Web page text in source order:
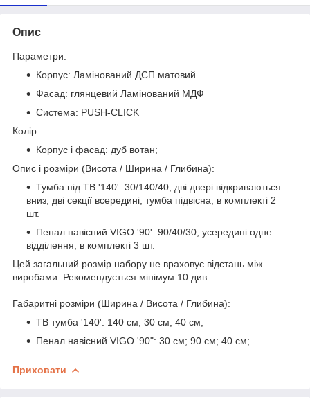
Опис
Параметри:
Корпус: Ламінований ДСП матовий
Фасад: глянцевий Ламінований МДФ
Система: PUSH-CLICK
Колір:
Корпус і фасад: дуб вотан;
Опис і розміри (Висота / Ширина / Глибина):
Тумба під ТВ '140': 30/140/40, дві двері відкриваються
вниз, дві секції всередині, тумба підвісна, в комплекті 2
шт.
Пенал навісний VIGO '90': 90/40/30, усередині одне
відділення, в комплекті 3 шт.
Цей загальний розмір набору не враховує відстань між
виробами. Рекомендується мінімум 10 див.
Габаритні розміри (Ширина / Висота / Глибина):
ТВ тумба '140': 140 см; 30 см; 40 см;
Пенал навісний VIGO '90": 30 см; 90 см; 40 см;
Приховати